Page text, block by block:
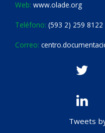
Web: www.olade.org
Teléfono: (593 2) 259
Correo:
Tweets